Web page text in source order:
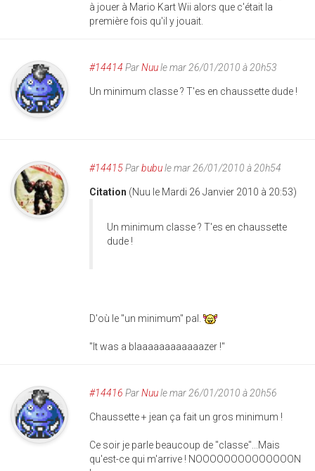
à jouer à Mario Kart Wii alors que c'était la
première fois qu'il y jouait.
#14414 ParNuule mar 26/01/2010 à 20h53
Un minimum classe ? T'es en chaussette dude !
#14415Parbubule mar 26/01/2010 à 20h54
Citation (Nuu le Mardi 26 Janvier 2010 à 20:53)
Un minimum classe ? T'es en chaussette
dude !
D'où le "un minimum" pal.
"It was a blaaaaaaaaaaaazer !"
#14416 ParNuule mar 26/01/2010 à 20h56
Chaussette + jean ça fait un gros minimum !
Ce soir je parle beaucoup de "classe"...Mais
qu'est-ce qui m'arrive ! NOOOOOOOOOOOOOON